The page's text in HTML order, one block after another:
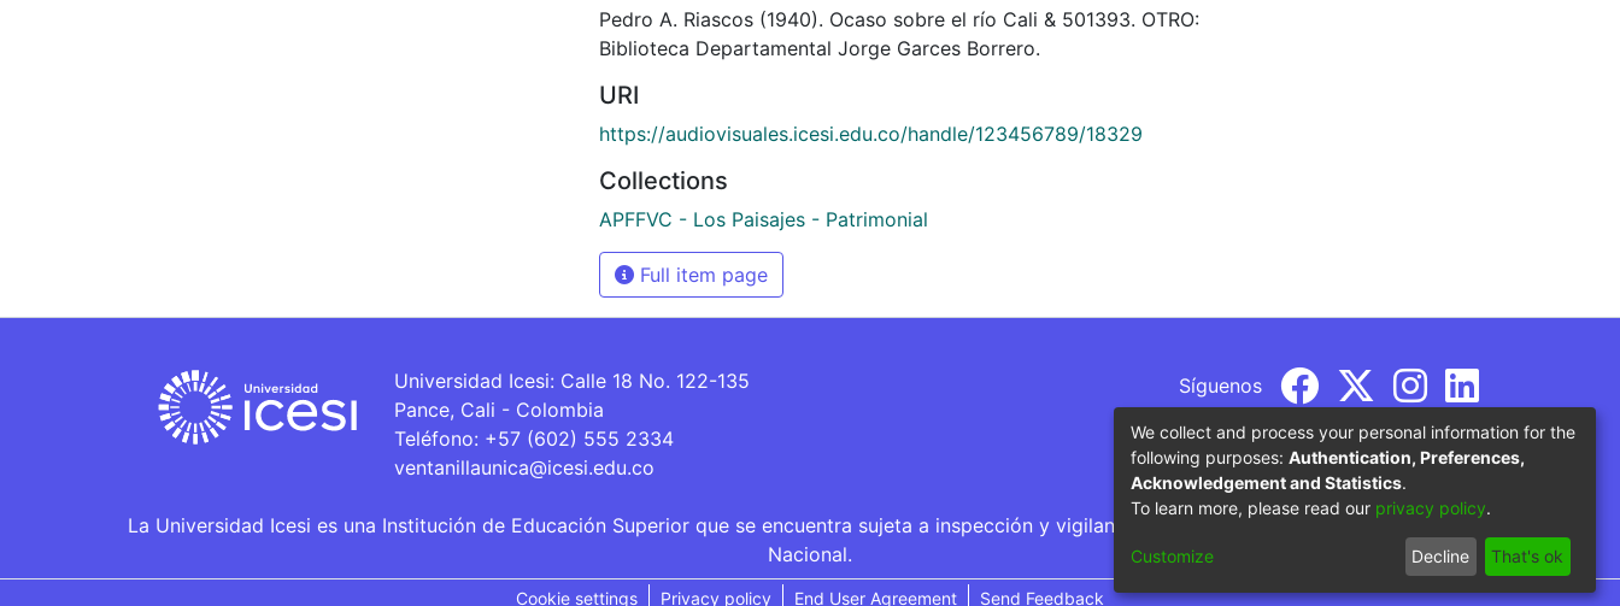
Pedro A. Riascos (1940). Ocaso sobre el río Cali & 501393. OTRO:
Biblioteca Departamental Jorge Garces Borrero.
URI
https://audiovisuales.icesi.edu.co/handle/123456789/18329
Collections
APFFVC - Los Paisajes - Patrimonial
Full item page
Universidad Icesi: Calle 18 No. 122-135
Pance, Cali - Colombia
Teléfono: +57 (602) 555 2334
ventanillaunica@icesi.edu.co
Síguenos
La Universidad Icesi es una Institución de Educación Superior que se encuentra sujeta a inspección y vigilancia por parte del Ministerio de Educación
Nacional.
Cookie settings Privacy policy End User Agreement Send Feedback
We collect and process your personal information for the
following purposes: Authentication, Preferences,
Acknowledgement and Statistics.
To learn more, please read our privacy policy.
Customize Decline That's ok